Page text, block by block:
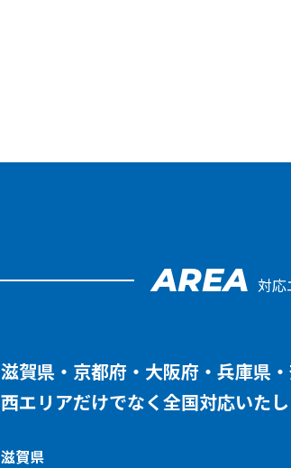
AREA 対応
滋賀県・京都府・大阪府・兵庫県
西エリアだけでなく全国対応いたし
滋賀県